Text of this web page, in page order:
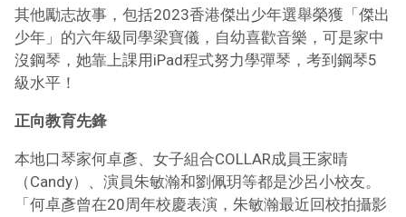
其他勵志故事，包括2023香港傑出少年選舉榮獲「傑出
少年」的六年級同學梁寶儀，自幼喜歡音樂，可是家中
沒鋼琴，她靠上課用iPad程式努力學彈琴，考到鋼琴5
級水平！
正向教育先鋒
本地口琴家何卓彥、女子組合COLLAR成員王家晴
（Candy）、演員朱敏瀚和劉佩玥等都是沙呂小校友。
「何卓彥曾在20周年校慶表演，朱敏瀚最近回校拍攝影